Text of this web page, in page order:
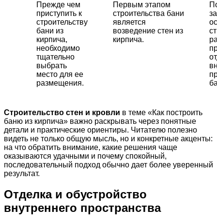
Прежде чем
приступить к
строительству
бани из
кирпича,
необходимо
тщательно
выбрать
место для ее
размещения.
Первым этапом
строительства бани
является
возведение стен из
кирпича.
Строительство стен и кровли в теме «Как построить
баню из кирпича» важно раскрывать через понятные
детали и практические ориентиры. Читателю полезно
видеть не только общую мысль, но и конкретные акценты:
на что обратить внимание, какие решения чаще
оказываются удачными и почему спокойный,
последовательный подход обычно дает более уверенный
результат.
Отделка и обустройство
внутреннего пространства